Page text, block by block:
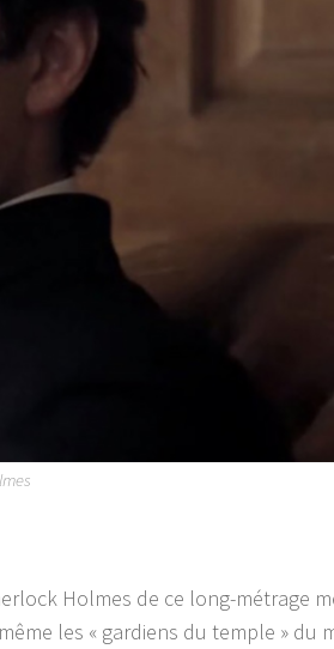
Holmes de ce long-métrage
les « gardiens du temple » du